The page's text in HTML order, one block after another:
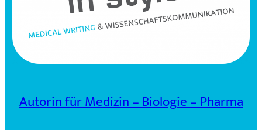
Autorin für Medizin – Biologie – Pharma